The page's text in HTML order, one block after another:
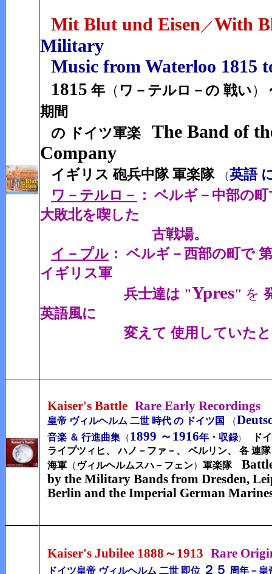
Mit Blut und Eisen ／With
Military
Music from Waterloo 1815
1815 年 （ ワ－テルロ－の 戦い）
期間
の ドイツ軍楽
The Band of
Company
イギリス 砲兵中隊 軍楽隊 （英語
ワ－テルロ－ ： ベルギ－中部の
大敗北を喫した
古戦場。
イ－プル ： ベルギ－西部の町で
イギリス軍
兵士達は "Ypres" を
英語風に
変えて 使用していたと 言
Kaiser's Battle Rare Early Recordings
皇帝 ヴィルヘルム 二世 時代 の ドイツ国 （
音楽 ＆ 行進曲集 （1899 ～1916年・ 収録）
ド
ライプツィヒ、 ハノ－ファ－、 ベルリン、 各 連
海軍 （ ヴィルヘルムスハ－フェン） 軍楽隊
by the Military Bands from Dresden,
Berlin and the Imperial German
Kaiser's Jubilee 1888～1913 Rare
ドイツ皇帝 ヴィルヘルム 二世 即位 ２５ 周年－ 皇